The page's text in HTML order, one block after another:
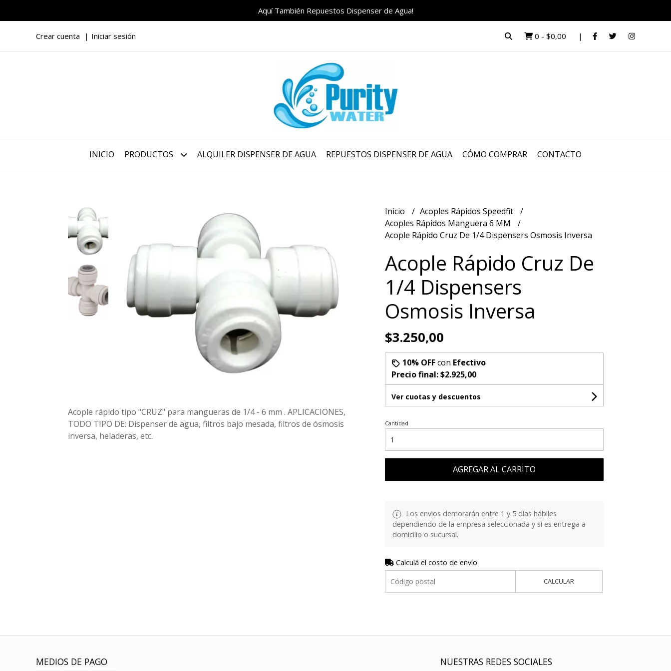
Aquí También Repuestos Dispenser de Agua!
Crear cuenta Iniciar sesión 0 - $0,00
INICIO PRODUCTOS ALQUILER DISPENSER DE AGUA REPUESTOS DISPENSER DE AGUA CÓMO COMPRAR CONTACTO
Acople rápido tipo "CRUZ" para mangueras de 1/4 - 6 mm . APLICACIONES,
TODO TIPO DE: Dispenser de agua, filtros bajo mesada, filtros de ósmosis
inversa, heladeras, etc.
Inicio
Acoples Rápidos Speedfit
Acoples Rápidos Manguera 6 MM
Acople Rápido Cruz De 1/4 Dispensers Osmosis Inversa
Acople Rápido Cruz De
1/4 Dispensers
Osmosis Inversa
$3.250,00
10% OFFcon Efectivo
Precio final:$2.925,00
Ver cuotas y descuentos
Cantidad
AGREGAR AL CARRITO
Los envios demorarán entre 1 y 5 días hábiles
dependiendo de la empresa seleccionada y si es entrega a
domicilio o sucursal.
Calculá el costo de envío
CALCULAR
MEDIOS DE PAGO NUESTRAS REDES SOCIALES